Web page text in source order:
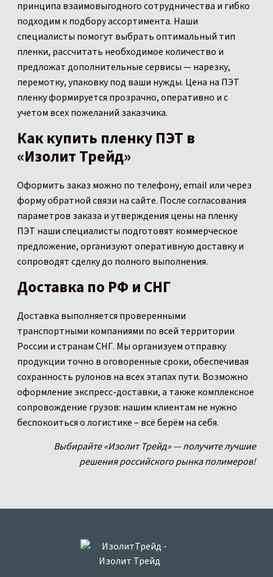
принципа взаимовыгодного сотрудничества и гибко
подходим к подбору ассортимента. Наши
специалисты помогут выбрать оптимальный тип
пленки, рассчитать необходимое количество и
предложат дополнительные сервисы — нарезку,
перемотку, упаковку под ваши нужды. Цена на ПЭТ
пленку формируется прозрачно, оперативно и с
учетом всех пожеланий заказчика.
Как купить пленку ПЭТ в
«Изолит Трейд»
Оформить заказ можно по телефону, email или через
форму обратной связи на сайте. После согласования
параметров заказа и утверждения цены на пленку
ПЭТ наши специалисты подготовят коммерческое
предложение, организуют оперативную доставку и
сопроводят сделку до полного выполнения.
Доставка по РФ и СНГ
Доставка выполняется проверенными
транспортными компаниями по всей территории
России и странам СНГ. Мы организуем отправку
продукции точно в оговоренные сроки, обеспечивая
сохранность рулонов на всех этапах пути. Возможно
оформление экспресс-доставки, а также комплексное
сопровождение грузов: нашим клиентам не нужно
беспокоиться о логистике – всё берём на себя.
Выбирайте «Изолит Трейд» — получите лучшие
решения российского рынка полимеров!